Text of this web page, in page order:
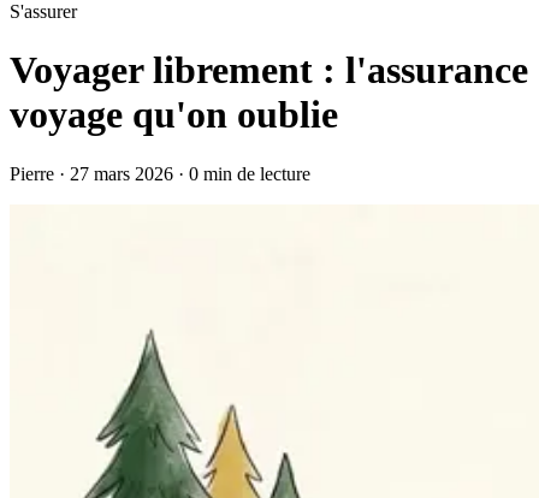
S'assurer
Voyager librement : l'assurance
voyage qu'on oublie
Pierre · 27 mars 2026 · 0 min de lecture